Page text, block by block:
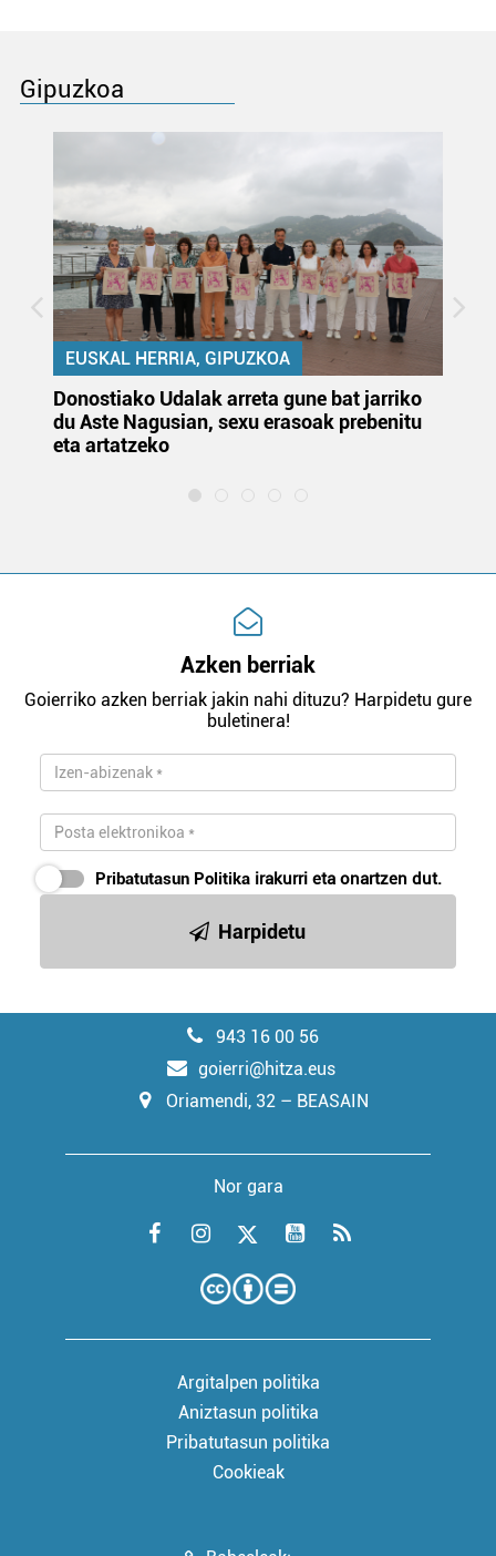
Gipuzkoa
EUSKAL HERRIA, GIPUZKOA
Donostiako Udalak arreta gune bat jarriko
du Aste Nagusian, sexu erasoak prebenitu
eta artatzeko
Azken berriak
Goierriko azken berriak jakin nahi dituzu? Harpidetu gure
buletinera!
Pribatutasun Politika irakurri eta onartzen dut.
Harpidetu
943 16 00 56
goierri@hitza.eus
Oriamendi, 32 – BEASAIN
Nor gara
Argitalpen politika
Aniztasun politika
Pribatutasun politika
Cookieak